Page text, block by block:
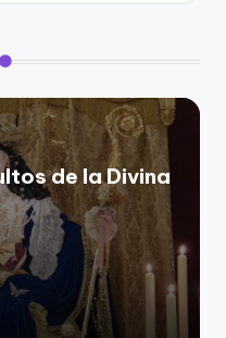
de la Divina